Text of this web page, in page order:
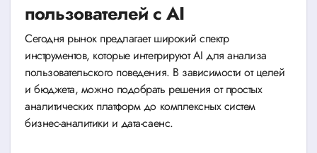
пользователей с AI
Сегодня рынок предлагает широкий спектр
инструментов, которые интегрируют AI для анализа
пользовательского поведения. В зависимости от целей
и бюджета, можно подобрать решения от простых
аналитических платформ до комплексных систем
бизнес-аналитики и дата-саенс.